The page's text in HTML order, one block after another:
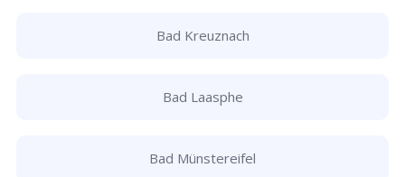
Bad Kreuznach
Bad Laasphe
Bad Münstereifel